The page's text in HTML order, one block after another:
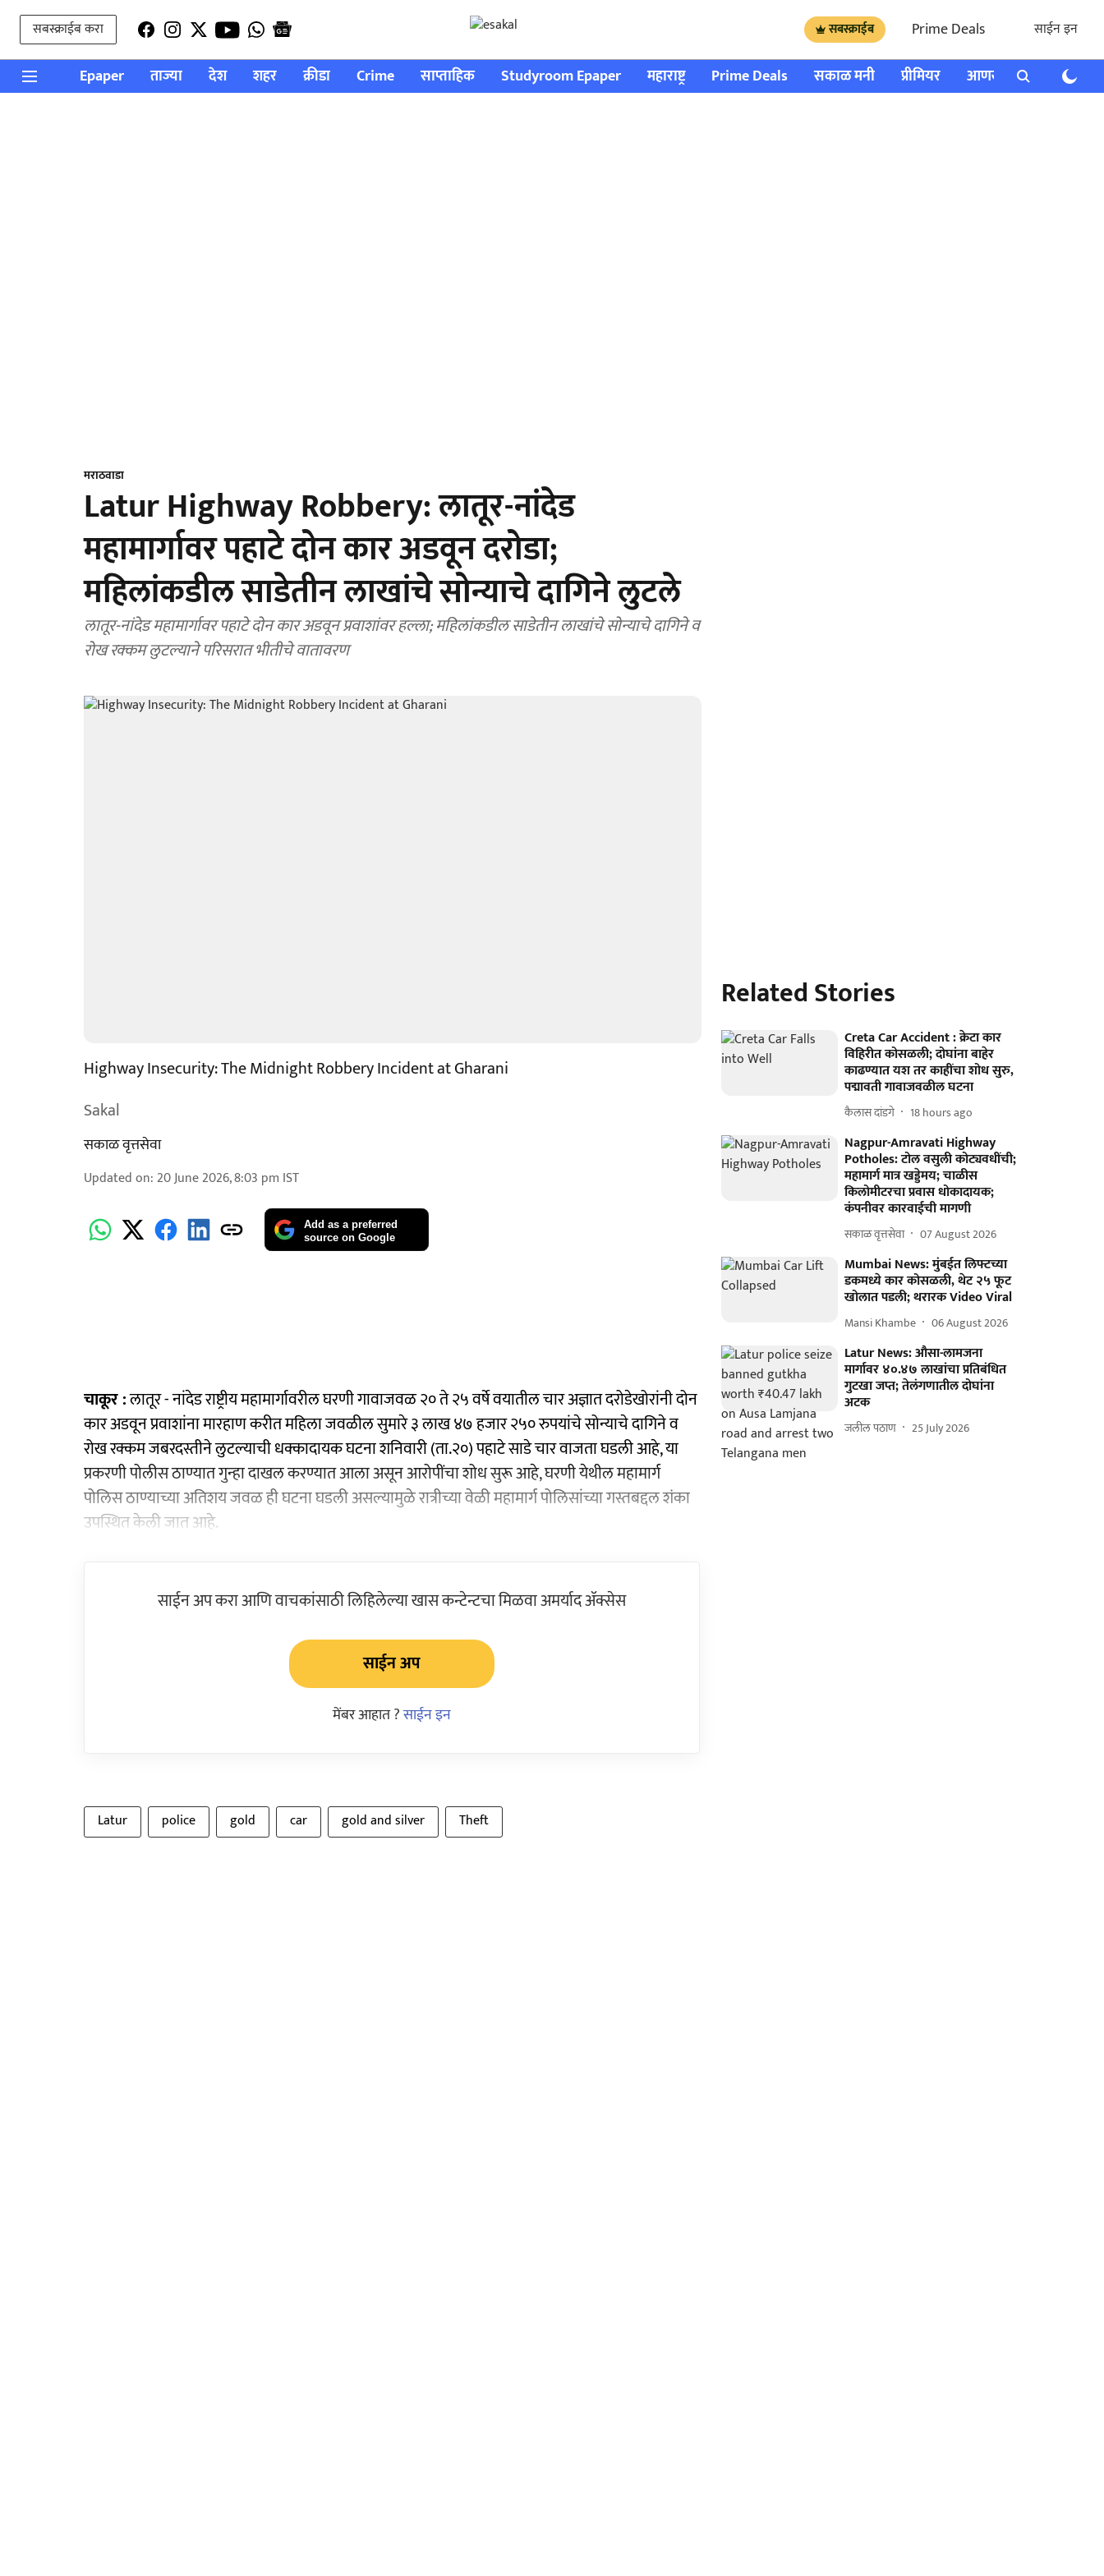
सबस्क्राईब करा सबस्क्राईब Prime Deals साईन इन
Epaper ताज्या देश शहर क्रीडा Crime साप्ताहिक Studyroom Epaper महाराष्ट्र Prime Deals सकाळ मनी प्रीमियर आणखी राशी भविष्य
मराठवाडा
Latur Highway Robbery: लातूर-नांदेड
महामार्गावर पहाटे दोन कार अडवून दरोडा;
महिलांकडील साडेतीन लाखांचे सोन्याचे दागिने लुटले
लातूर-नांदेड महामार्गावर पहाटे दोन कार अडवून प्रवाशांवर हल्ला; महिलांकडील साडेतीन लाखांचे सोन्याचे दागिने व
रोख रक्कम लुटल्याने परिसरात भीतीचे वातावरण
Highway Insecurity: The Midnight Robbery Incident at Gharani
Sakal
सकाळ वृत्तसेवा
Updated on: 20 June 2026, 8:03 pm IST
Add as a preferred
source on Google
चाकूर :लातूर - नांदेड राष्ट्रीय महामार्गावरील घरणी गावाजवळ २० ते २५ वर्षे वयातील चार अज्ञात दरोडेखोरांनी दोन
कार अडवून प्रवाशांना मारहाण करीत महिला जवळील सुमारे ३ लाख ४७ हजार २५० रुपयांचे सोन्याचे दागिने व
रोख रक्कम जबरदस्तीने लुटल्याची धक्कादायक घटना शनिवारी (ता.२०) पहाटे साडे चार वाजता घडली आहे, या
प्रकरणी पोलीस ठाण्यात गुन्हा दाखल करण्यात आला असून आरोपींचा शोध सुरू आहे, घरणी येथील महामार्ग
पोलिस ठाण्याच्या अतिशय जवळ ही घटना घडली असल्यामुळे रात्रीच्या वेळी महामार्ग पोलिसांच्या गस्तबद्दल शंका
उपस्थित केली जात आहे.
साईन अप करा आणि वाचकांसाठी लिहिलेल्या खास कन्टेन्टचा मिळवा अमर्याद ॲक्सेस
साईन अप
मेंबर आहात ?साईन इन
Latur police gold car gold and silver Theft
Related Stories
Creta Car Accident : क्रेटा कार
विहिरीत कोसळली; दोघांना बाहेर
काढण्यात यश तर काहींचा शोध सुरु,
पद्मावती गावाजवळील घटना
कैलास दांडगे 18 hours ago
Nagpur-Amravati Highway
Potholes: टोल वसुली कोट्यवधींची;
महामार्ग मात्र खड्डेमय; चाळीस
किलोमीटरचा प्रवास धोकादायक;
कंपनीवर कारवाईची मागणी
सकाळ वृत्तसेवा 07 August 2026
Mumbai News: मुंबईत लिफ्टच्या
डकमध्ये कार कोसळली, थेट २५ फूट
खोलात पडली; थरारक Video Viral
Mansi Khambe 06 August 2026
Latur News: औसा-लामजना
मार्गावर ४०.४७ लाखांचा प्रतिबंधित
गुटखा जप्त; तेलंगणातील दोघांना
अटक
जलील पठाण 25 July 2026